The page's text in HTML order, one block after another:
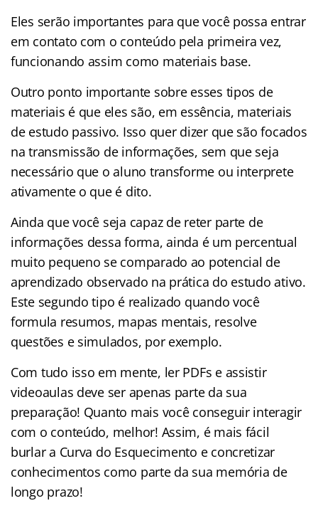
Eles serão importantes para que você possa entrar
em contato com o conteúdo pela primeira vez,
funcionando assim como materiais base.
Outro ponto importante sobre esses tipos de
materiais é que eles são, em essência, materiais
de estudo passivo. Isso quer dizer que são focados
na transmissão de informações, sem que seja
necessário que o aluno transforme ou interprete
ativamente o que é dito.
Ainda que você seja capaz de reter parte de
informações dessa forma, ainda é um percentual
muito pequeno se comparado ao potencial de
aprendizado observado na prática do estudo ativo.
Este segundo tipo é realizado quando você
formula resumos, mapas mentais, resolve
questões e simulados, por exemplo.
Com tudo isso em mente, ler PDFs e assistir
videoaulas deve ser apenas parte da sua
preparação! Quanto mais você conseguir interagir
com o conteúdo, melhor! Assim, é mais fácil
burlar a Curva do Esquecimento e concretizar
conhecimentos como parte da sua memória de
longo prazo!